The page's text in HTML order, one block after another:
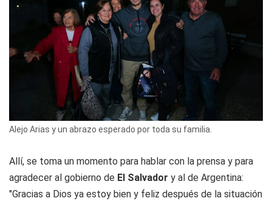
Alejo Arias y un abrazo esperado por toda su familia.
Allí, se toma un momento para hablar con la prensa y para
agradecer al gobierno de El Salvador y al de Argentina:
"Gracias a Dios ya estoy bien y feliz después de la situación